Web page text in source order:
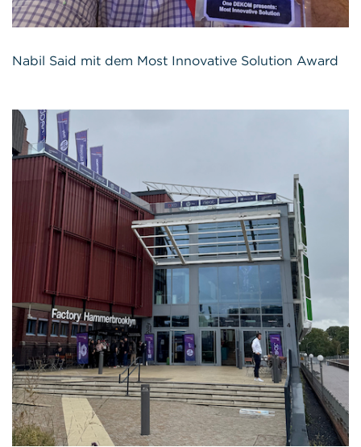
Nabil Said mit dem Most Innovative Solution Award